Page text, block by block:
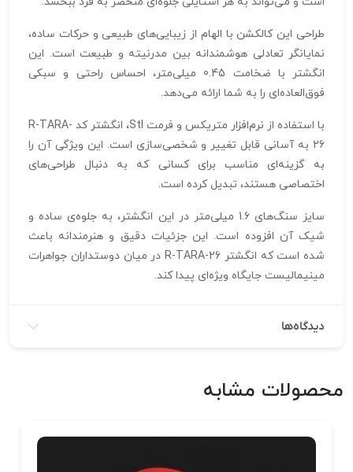
طراحی این کالکشن با الهام از زیبایی‌های طبیعی و حرکات ساده،
نمایانگر تعادلی هوشمندانه بین مدرنیته و طبیعت است. این
انگشتر با ضخامت 0.45 میلی‌متر، احساس راحتی و سبکی
فوق‌العاده‌ای را به شما ارائه می‌دهد.
با استفاده از نرم‌افزار متریکس و فرمت Stl، انگشتر کد R-TARA-
26 به آسانی قابل تغییر و شخصی‌سازی است. این ویژگی آن را
به گزینه‌ای مناسب برای کسانی که به دنبال طراحی‌های
اختصاصی هستند، تبدیل کرده است.
سایز سنگ‌های 1.6 میلی‌متر در این انگشتر، به جلوه‌ی ساده و
شیک آن افزوده است. این جزئیات دقیق و هنرمندانه باعث
شده است که انگشتر R-TARA-26 در میان دوستداران جواهرات
مینیمالیست جایگاه ویژه‌ای پیدا کند.
دیدگاه‌ها
محصولات مشابه